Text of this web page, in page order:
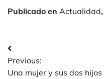
Publicado en Actualidad,
Navegación
de
Previous:
Una mujer y sus dos hijos